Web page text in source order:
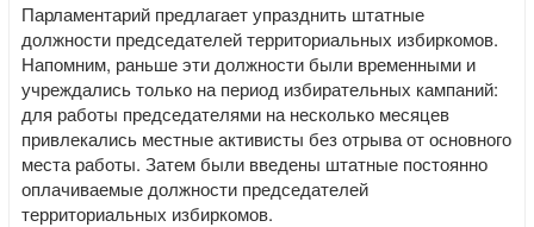
Парламентарий предлагает упразднить штатные
должности председателей территориальных избиркомов.
Напомним, раньше эти должности были временными и
учреждались только на период избирательных кампаний:
для работы председателями на несколько месяцев
привлекались местные активисты без отрыва от основного
места работы. Затем были введены штатные постоянно
оплачиваемые должности председателей
территориальных избиркомов.